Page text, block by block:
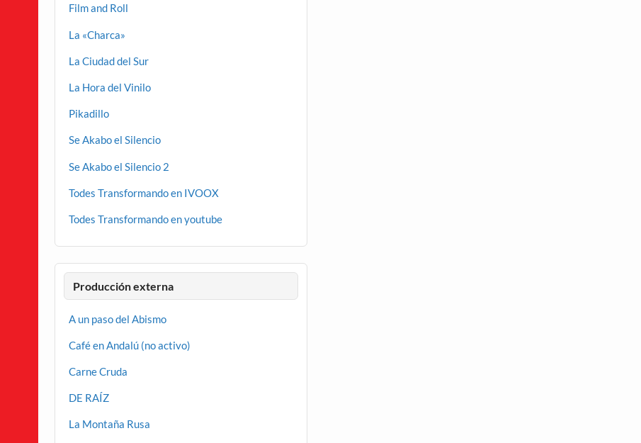
Film and Roll
La «Charca»
La Ciudad del Sur
La Hora del Vinilo
Pikadillo
Se Akabo el Silencio
Se Akabo el Silencio 2
Todes Transformando en IVOOX
Todes Transformando en youtube
Producción externa
A un paso del Abismo
Café en Andalú (no activo)
Carne Cruda
DE RAÍZ
La Montaña Rusa